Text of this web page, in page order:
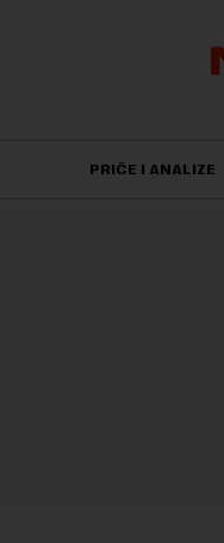
PRIČE I ANALIZE